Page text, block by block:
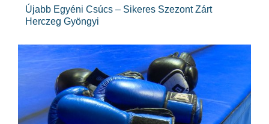
Újabb Egyéni Csúcs – Sikeres Szezont Zárt
Herczeg Gyöngyi